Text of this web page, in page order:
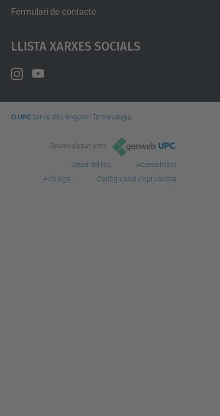
Formulari de contacte
Llista Xarxes Socials
© UPCServei de Llengües i Terminologia.
Desenvolupat amb
Mapa del lloc
Accessibilitat
Avís legal
Configuració de privadesa